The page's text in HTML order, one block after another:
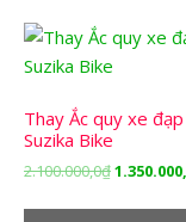
Thay Ắc quy xe
Suzika Bike
2.100.000,0₫Giá